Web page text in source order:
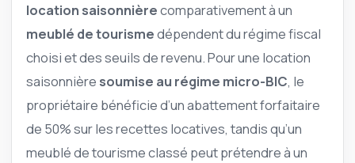
location saisonnièrecomparativement à un
meublé de tourismedépendent du régime fiscal
choisi et des seuils de revenu. Pour une location
saisonnière soumise au régime micro-BIC, le
propriétaire bénéficie d’un abattement forfaitaire
de 50% sur les recettes locatives, tandis qu’un
meublé de tourisme classé peut prétendre à un